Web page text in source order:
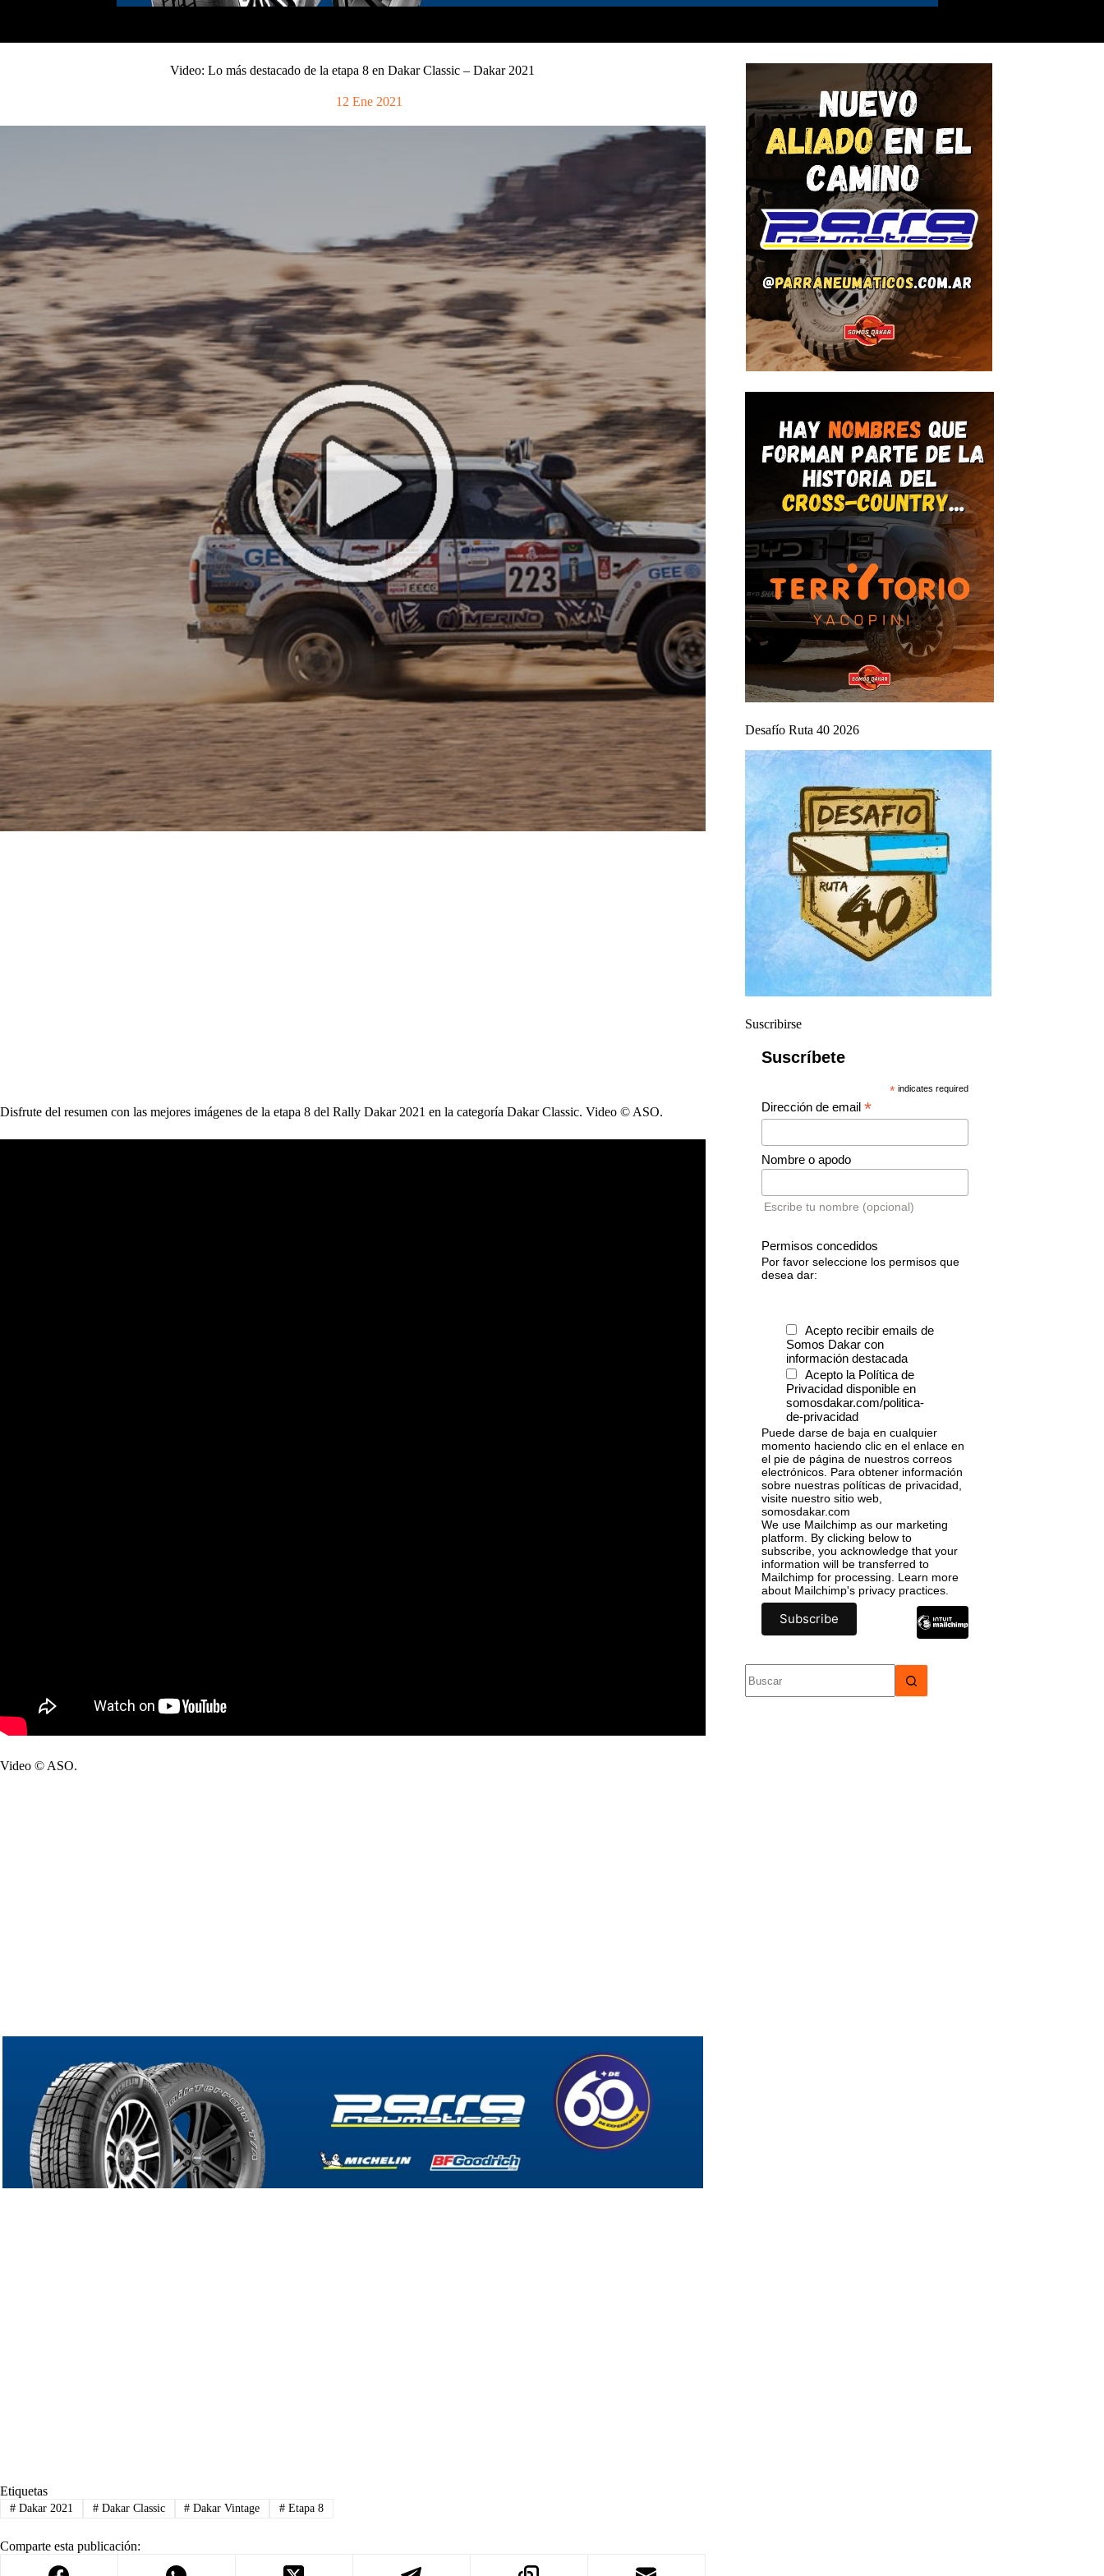
Video: Lo más destacado de la etapa 8 en Dakar Classic – Dakar 2021
12 Ene 2021
Disfrute del resumen con las mejores imágenes de la etapa 8 del Rally Dakar 2021 en la categoría Dakar Classic. Video © ASO.
Video © ASO.
Etiquetas
#Dakar 2021 #Dakar Classic # Dakar Vintage # Etapa 8
Comparte esta publicación:
Desafío Ruta 40 2026
Suscribirse
Suscríbete
* indicates required
Dirección de email*
Nombre o apodo
Escribe tu nombre (opcional)
Permisos concedidos
Por favor seleccione los permisos que
desea dar:
Acepto recibir emails de
Somos Dakar con
información destacada
Acepto la Política de
Privacidad disponible en
somosdakar.com/politica-
de-privacidad
Puede darse de baja en cualquier
momento haciendo clic en el enlace en
el pie de página de nuestros correos
electrónicos. Para obtener información
sobre nuestras políticas de privacidad,
visite nuestro sitio web,
somosdakar.com
We use Mailchimp as our marketing
platform. By clicking below to
subscribe, you acknowledge that your
information will be transferred to
Mailchimp for processing. Learn more
about Mailchimp's privacy practices.